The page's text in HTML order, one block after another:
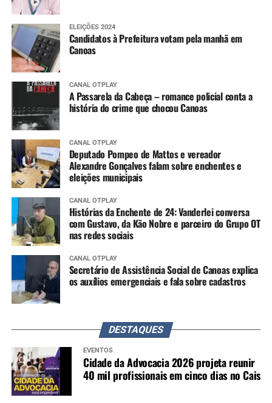
ELEIÇÕES 2024
Candidatos à Prefeitura votam pela manhã em
Canoas
CANAL OTPLAY
A Passarela da Cabeça – romance policial conta a
história do crime que chocou Canoas
CANAL OTPLAY
Deputado Pompeo de Mattos e vereador
Alexandre Gonçalves falam sobre enchentes e
eleições municipais
CANAL OTPLAY
Histórias da Enchente de 24: Vanderlei conversa
com Gustavo, da Kão Nobre e parceiro do Grupo OT
nas redes sociais
CANAL OTPLAY
Secretário de Assistência Social de Canoas explica
os auxílios emergenciais e fala sobre cadastros
DESTAQUES
EVENTOS
Cidade da Advocacia 2026 projeta reunir
40 mil profissionais em cinco dias no Cais